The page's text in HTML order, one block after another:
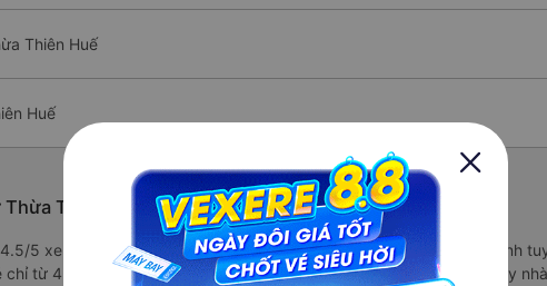
Thiên Huế
Huế
Thiên Huế
5 xe Minh Mập được đánh giá là xe khách có chất lượng Trung bình
chỉ từ 450000 đ và các tiện ích trên xe như: Đang cập nhật. Mỗi ngày